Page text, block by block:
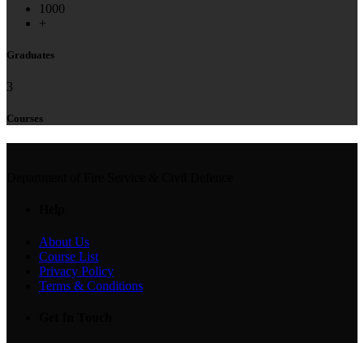
1000
+
Graduates
3
Courses
About Us
Course List
Privacy Policy
Terms & Conditions